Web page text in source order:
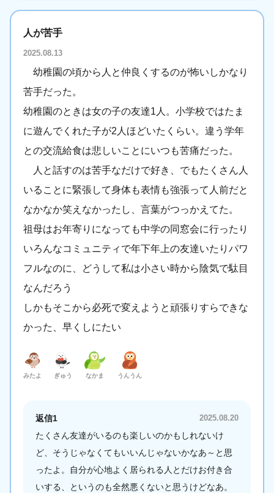
人が苦手
2025.08.13
幼稚園の頃から人と仲良くするのが怖いしかなり
苦手だった。
幼稚園のときは女の子の友達1人。小学校ではたま
に遊んでくれた子が2人ほどいたくらい。違う学年
との交流給食は悲しいことにいつも苦痛だった。
人と話すのは苦手なだけで好き、でもたくさん人
いることに緊張して身体も表情も強張って人前だと
なかなか笑えなかったし、言葉がつっかえてた。
祖母はお年寄りになっても中学の同窓会に行ったり
いろんなコミュニティで年下年上の友達いたりパワ
フルなのに、どうして私は小さい時から陰気で駄目
なんだろう
しかもそこから必死で変えようと頑張りすらできな
かった、早くしにたい
みたよ ぎゅう なかま うんうん
返信1 2025.08.20
たくさん友達がいるのも楽しいのかもしれないけ
ど、そうじゃなくてもいいんじゃないかなあ～と思
ったよ。自分が心地よく居られる人とだけお付き合
いする、というのも全然悪くないと思うけどなあ。